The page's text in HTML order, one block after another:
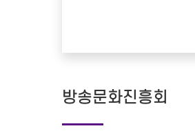
방송문화진흥회